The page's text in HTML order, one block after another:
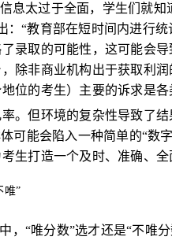
息太过于全面，学生们就
：“教育部在短时间内进行
录取的可能性，这可能会
除非商业机构出于获取利润
位的考生）主要的诉求是
。但环境的复杂性导致了
可能会陷入一种简单的“
生打造一个及时、准确、
唯”
，“唯分数”选才还是“不唯